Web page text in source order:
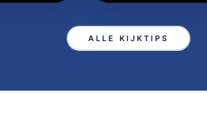
ALLE KIJKTIPS